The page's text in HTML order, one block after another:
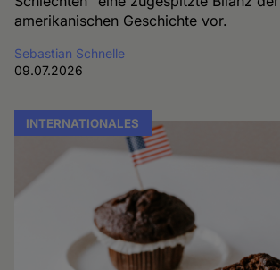
amerikanischen Geschichte vor.
Sebastian Schnelle
09.07.2026
INTERNATIONALES